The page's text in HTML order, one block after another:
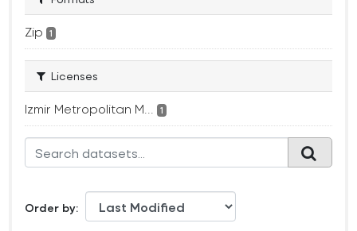
Zip 1
Licenses
Izmir Metropolitan M... 1
Order by